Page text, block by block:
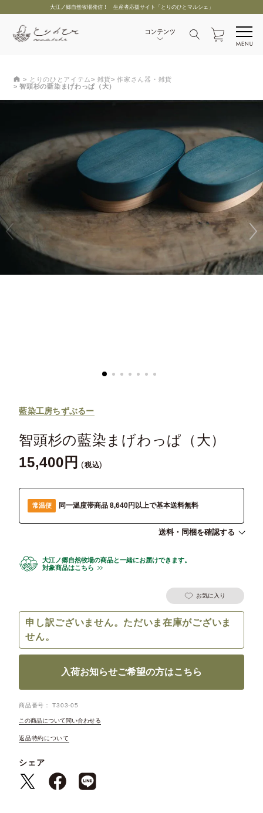
大江ノ郷自然牧場発信！ 生産者応援サイト「とりのひとマルシェ」
とりのひとアイテム 雑貨
作家さん器・雑貨
智頭杉の藍染まげわっぱ（大）
藍染工房ちずぶるー
智頭杉の藍染まげわっぱ（大）
15,400 税込
常温便 同一温度帯商品 8,640円以上で基本送料無料
送料・同梱を確認する
大江ノ郷自然牧場の商品と一緒にお届けできます。
対象商品はこちら
お気に入り
申し訳ございません。ただいま在庫がございま
せん。
入荷お知らせご希望の方はこちら
商品番号 T303-05
この商品について問い合わせる
返品特約について
シェア